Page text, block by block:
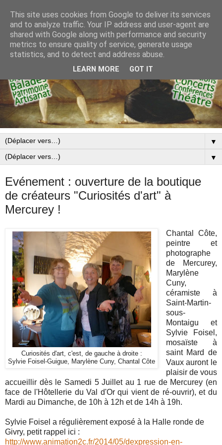
▼
▼
Evénement : ouverture de la boutique
de créateurs "Curiosités d'art" à
Mercurey !
Curiosités d'art, c'est, de gauche à droite :
Sylvie Foisel-Guigue, Marylène Cuny, Chantal Côte
Chantal Côte,
peintre et
photographe
de Mercurey,
Marylène
Cuny,
céramiste à
Saint-Martin-
sous-
Montaigu et
Sylvie Foisel,
mosaïste à
saint Mard de
Vaux auront le
plaisir de vous
accueillir dès le Samedi 5 Juillet au 1 rue de Mercurey (en
face de l'Hôtellerie du Val d'Or qui vient de ré-ouvrir), et du
Mardi au Dimanche, de 10h à 12h et de 14h à 19h.
Sylvie Foisel a régulièrement exposé à la Halle ronde de
Givry, petit rappel ici :
http://www.animation2c.fr/2014/05/dexpression-en-
This site uses cookies from Google to deliver its services
and to analyze traffic. Your IP address and user-agent are
shared with Google along with performance and security
metrics to ensure quality of service, generate usage
statistics, and to detect and address abuse.
LEARN MORE GOT IT